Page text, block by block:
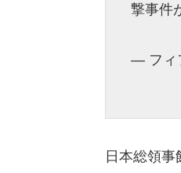
撃事件
— フィ
日本総領